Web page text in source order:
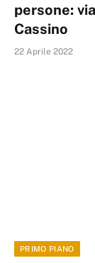
persone:
Cassino
22 Aprile 2022
PRIMO PIANO